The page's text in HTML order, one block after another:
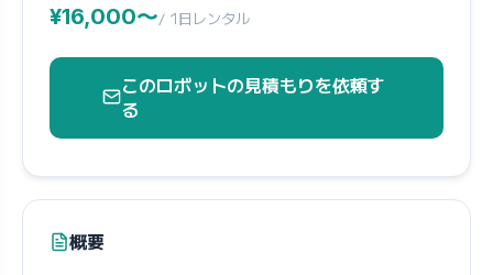
¥16,000〜/ 1日レンタル
このロボットの見積もりを依頼す
る
概要